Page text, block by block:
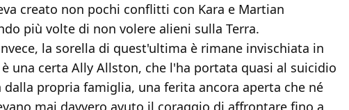
creato non pochi conflitti con Kara e Martian
più volte di non volere alieni sulla Terra.
la sorella di quest'ultima è rimane invischiata in
una certa Ally Allston, che l'ha portata quasi al suicidio
propria famiglia, una ferita ancora aperta che né